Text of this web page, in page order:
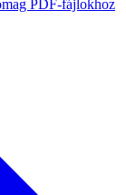
PDF-fájlokhoz